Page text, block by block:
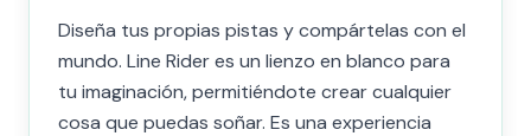
Diseña tus propias pistas y compártelas con el
mundo. Line Rider es un lienzo en blanco para
tu imaginación, permitiéndote crear cualquier
cosa que puedas soñar. Es una experiencia